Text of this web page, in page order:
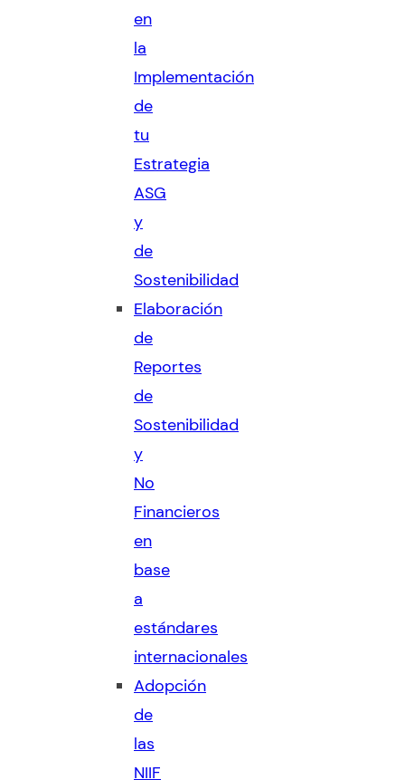
en
la
Implementación
de
tu
Estrategia
ASG
y
de
Sostenibilidad
Elaboración
de
Reportes
de
Sostenibilidad
y
No
Financieros
en
base
a
estándares
internacionales
Adopción
de
las
NIIF